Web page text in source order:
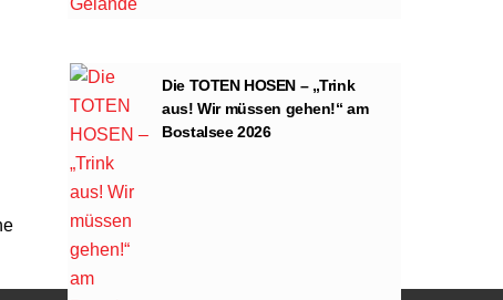
von YouTube.
Die TOTEN HOSEN – „Trink
aus! Wir müssen gehen!“ am
Bostalsee 2026